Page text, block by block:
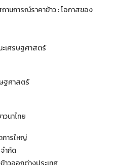
านการณ์ราคาข้าว : โอกาสของ
เศรษฐศาสตร์
ฐศาสตร์
นาไทย
การใหญ่
ำกัด